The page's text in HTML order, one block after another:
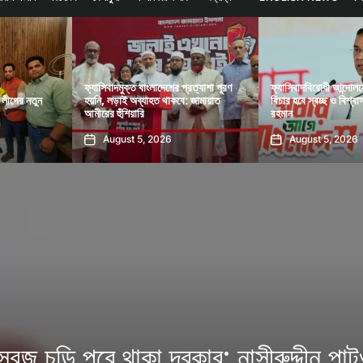
পূরণ
ফ্যাসিবাদবিরোধী আন্দোলনে হত্যাকাণ্ডের
বিচার হবে স্বচ্ছ ও বিশ্বাসযোগ্য: তারেক
রহমান
August 5, 2026
পলাতক ফ্যাসিবাদের
ঐক্য দৃঢ় করতে হবে: মাহ্দী
August 5, 2026